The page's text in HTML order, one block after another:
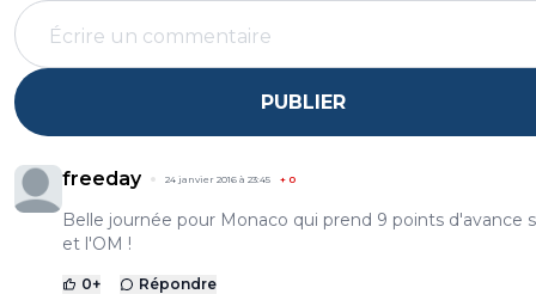
PUBLIER
freeday 24 janvier 2016 à 23:45 + 0
Belle journée pour Monaco qui prend 9 points d'avance
et l'OM !
0+ Répondre